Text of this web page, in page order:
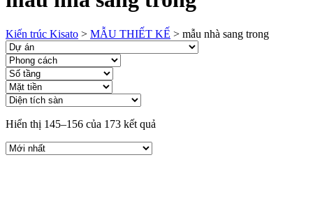
Kiến trúc Kisato > MẪU THIẾT KẾ > mẫu nhà sang trong
Hiển thị 145–156 của 173 kết quả